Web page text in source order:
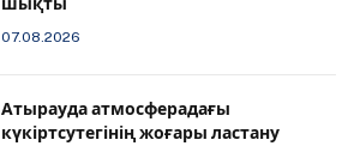
шықты
07.08.2026
Атырауда атмосферадағы
күкіртсутегінің жоғары ластану